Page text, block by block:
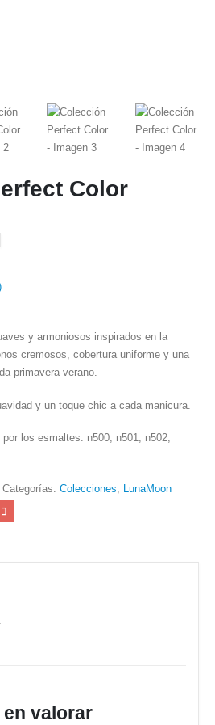
Color
y armoniosos inspirados en la
cremosos, cobertura uniforme y una
primavera-verano.
y un toque chic a cada manicura.
los esmaltes: n500, n501, n502,
Categorías: Colecciones LunaMoon
valorar